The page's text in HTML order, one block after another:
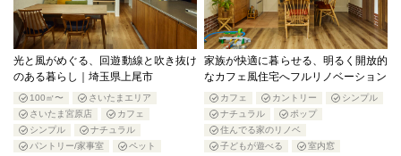
光と風がめぐる、回遊動線と吹き抜け
のある暮らし｜埼玉県上尾市
100㎡〜
さいたまエリア
さいたま宮原店
カフェ
シンプル
ナチュラル
パントリー/家事室
ペット
家族が快適に暮らせる、明るく開放的
なカフェ風住宅へフルリノベーション
カフェ カントリー
シンプル
ナチュラル
ポップ
住んでる家のリノベ
子どもが遊べる
室内窓